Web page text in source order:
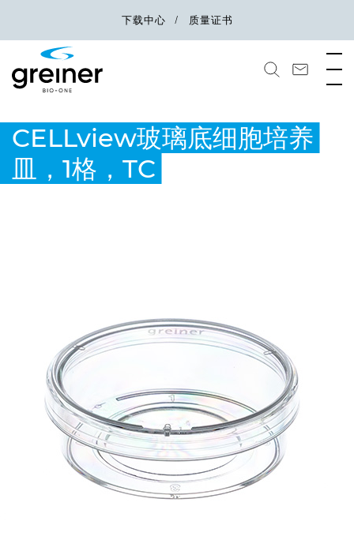
下载中心 质量证书
CELLview玻璃底细胞培养
皿，1格，TC